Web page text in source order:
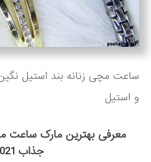
و استیل
معرفی بهترین مارک ساعت
جذاب 2021